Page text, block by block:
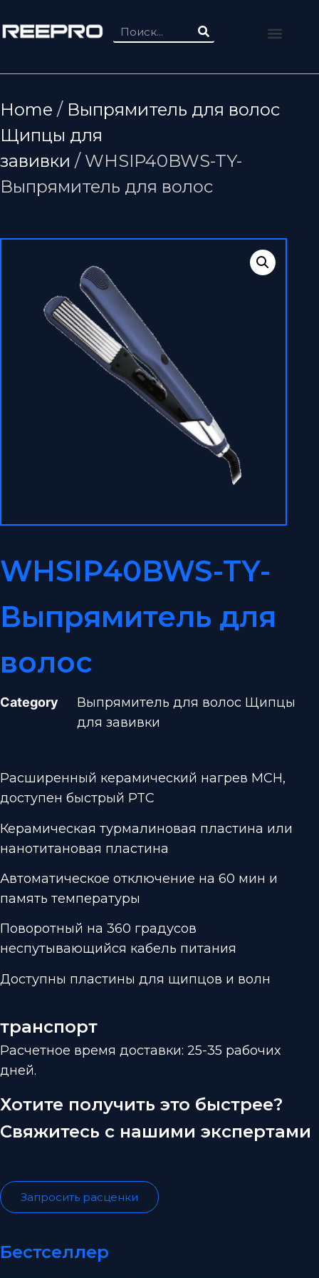
Home / Выпрямитель для волос
Щипцы для
завивки / WHSIP40BWS-TY-
Выпрямитель для волос
WHSIP40BWS-TY-
Выпрямитель для
волос
Category
Выпрямитель для волос Щипцы
для завивки
Расширенный керамический нагрев MCH,
доступен быстрый PTC
Керамическая турмалиновая пластина или
нанотитановая пластина
Автоматическое отключение на 60 мин и
память температуры
Поворотный на 360 градусов
неспутывающийся кабель питания
Доступны пластины для щипцов и волн
транспорт
Расчетное время доставки: 25-35 рабочих
дней.
Хотите получить это быстрее?
Свяжитесь с нашими экспертами
Запросить расценки
Бестселлер